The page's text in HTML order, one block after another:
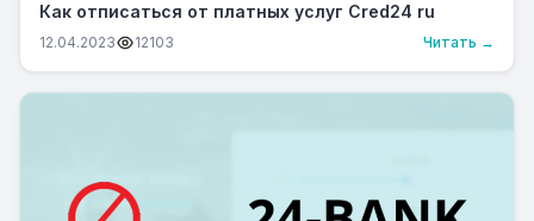
Как отписаться от платных услуг Сred24 ru
12.04.2023 12103 Читать →